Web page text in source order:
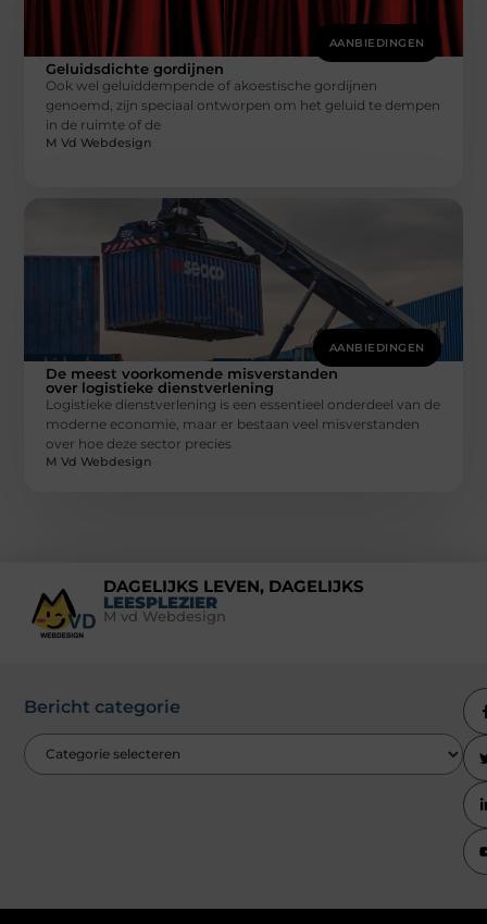
AANBIEDINGEN
Geluidsdichte gordijnen
Ook wel geluiddempende of akoestische gordijnen
genoemd, zijn speciaal ontworpen om het geluid te dempen
in de ruimte of de
M Vd Webdesign
AANBIEDINGEN
De meest voorkomende misverstanden
over logistieke dienstverlening
Logistieke dienstverlening is een essentieel onderdeel van de
moderne economie, maar er bestaan veel misverstanden
over hoe deze sector precies
M Vd Webdesign
DAGELIJKS LEVEN, DAGELIJKS
LEESPLEZIER
M vd Webdesign
Bericht categorie